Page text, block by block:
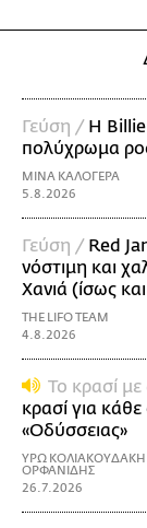
Γεύση / H Billie
πολύχρωμα
ΜΙΝΑ ΚΑΛΟΓΕΡΑ
5.8.2026
Γεύση / Red
νόστιμη και
Χανιά (ίσως
THE LIFO TEAM
4.8.2026
Το κρασί
κρασί για
«Οδύσσειας»
ΥΡΩ ΚΟΛΙΑΚΟΥΔΑΚΗ
ΟΡΦΑΝΙΔΗΣ
26.7.2026